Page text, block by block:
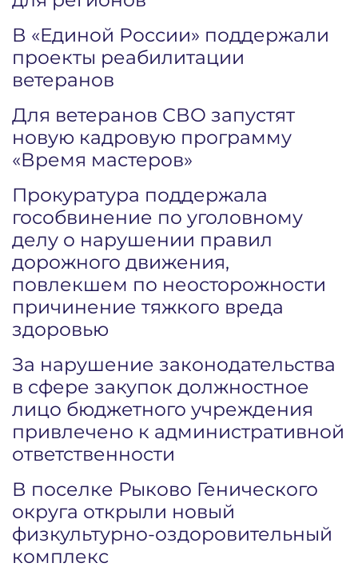
В «Единой России» поддержали
проекты реабилитации
ветеранов
Для ветеранов СВО запустят
новую кадровую программу
«Время мастеров»
Прокуратура поддержала
гособвинение по уголовному
делу о нарушении правил
дорожного движения,
повлекшем по неосторожности
причинение тяжкого вреда
здоровью
За нарушение законодательства
в сфере закупок должностное
лицо бюджетного учреждения
привлечено к административной
ответственности
В поселке Рыково Генического
округа открыли новый
физкультурно-оздоровительный
комплекс